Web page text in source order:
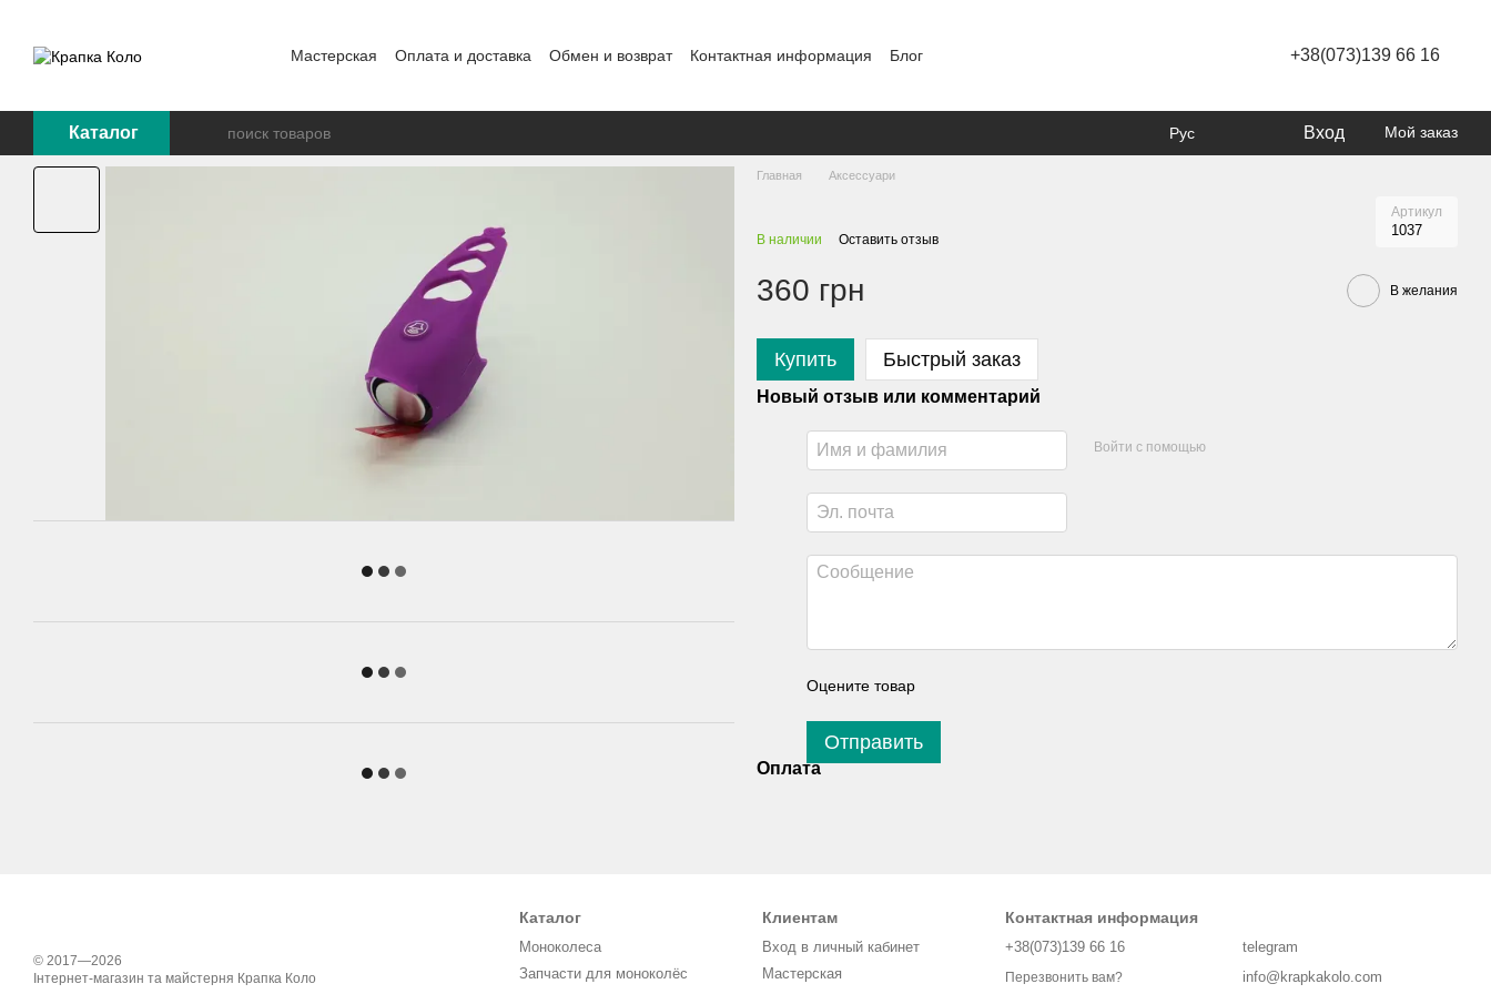
Мастерская Оплата и доставка Обмен и возврат Контактная информация Блог +38(073)139 66 16
Каталог Рус Вход Мой заказ
Главная Аксессуари
Артикул
1037
В наличии Оставить отзыв
360 грн В желания
Купить Быстрый заказ
Новый отзыв или комментарий
Войти с помощью
Оцените товар
Отправить
Оплата
© 2017—2026
Інтернет-магазин та майстерня Крапка Коло
Каталог
Моноколеса
Запчасти для моноколёс
Клиентам
Вход в личный кабинет
Мастерская
Контактная информация
+38(073)139 66 16
Перезвонить вам?
telegram
info@krapkakolo.com